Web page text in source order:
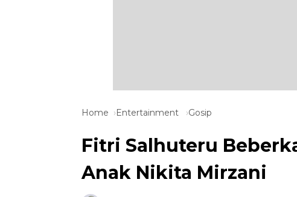
Home Entertainment Gosip
Fitri Salhuteru
Anak Nikita Mirzani